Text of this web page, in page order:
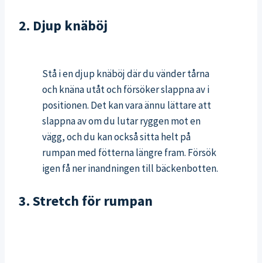
2. Djup knäböj
Stå i en djup knäböj där du vänder tårna
och knäna utåt och försöker slappna av i
positionen. Det kan vara ännu lättare att
slappna av om du lutar ryggen mot en
vägg, och du kan också sitta helt på
rumpan med fötterna längre fram. Försök
igen få ner inandningen till bäckenbotten.
3. Stretch för rumpan